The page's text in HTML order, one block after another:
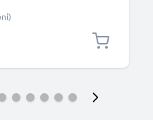
e videocamere